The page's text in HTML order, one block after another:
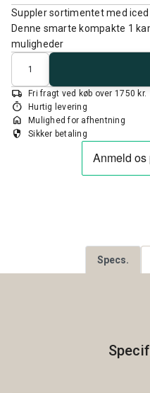
Suppler sortimentet med
Denne smarte kompakte 1
muligheder
Antal
local_shipping Fri fragt ved køb over 1750 kr.
timer Hurtig levering
home Mulighed for afhentning
security Sikker betaling
Specs.